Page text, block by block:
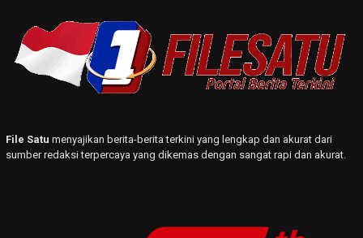
File Satu menyajikan berita-berita terkini yang lengkap dan akurat dari
sumber redaksi terpercaya yang dikemas dengan sangat rapi dan akurat.